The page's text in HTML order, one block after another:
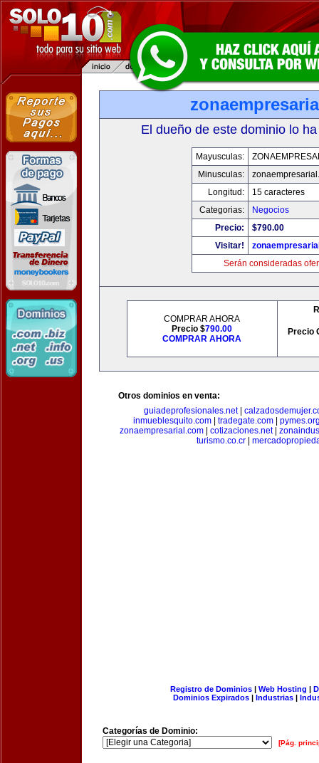
El dueño de este dominio lo
Mayusculas:
Minusculas:
Longitud:
15 caracteres
Categorias:
Negocios
Precio:
$790.00
Visitar!
Serán consideradas
COMPRAR AHORA
Precio $790.00
COMPRAR AHORA
Precio
Otros dominios en venta:
guiadeprofesionales.net|
inmueblesquito.com
tradegate.com
zonaempresarial.com| cotizaciones.net|
turismo.co.cr|
Registro de Dominios| Web Hosting |
Dominios Expirados | Industrias |
Categorías de Dominio:
[Pág.